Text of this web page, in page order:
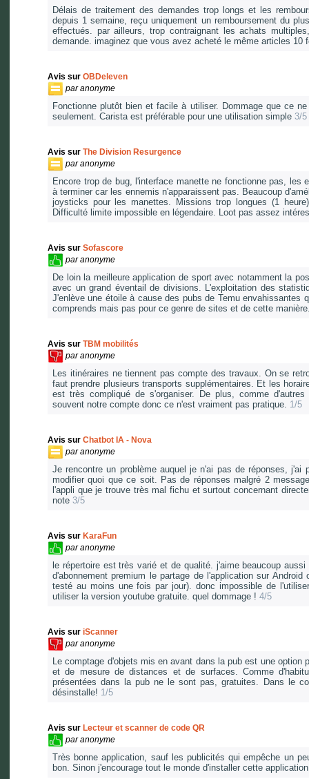
Délais de traitement des demandes trop longs et les
depuis 1 semaine, reçu uniquement un remboursement du
effectués. par ailleurs, trop contraignant les achats
demande. imaginez que vous avez acheté le même articles
Avis sur OBDeleven
paranonyme
Fonctionne plutôt bien et facile à utiliser. Dommage que ce
seulement. Carista est préférable pour une utilisation simple 3/5
Avis sur The Division Resurgence
paranonyme
Encore trop de bug, l'interface manette ne fonctionne pas,
à terminer car les ennemis n'apparaissent pas. Beaucoup
joysticks pour les manettes. Missions trop longues (1
Difficulté limite impossible en légendaire. Loot pas assez
Avis sur Sofascore
paranonyme
De loin la meilleure application de sport avec notamment la
avec un grand éventail de divisions. L'exploitation des
J'enlève une étoile à cause des pubs de Temu
comprends mais pas pour ce genre de sites et de cette
Avis sur TBM mobilités
paranonyme
Les itinéraires ne tiennent pas compte des travaux. On se
faut prendre plusieurs transports supplémentaires. Et les
est très compliqué de s'organiser. De plus, comme
souvent notre compte donc ce n'est vraiment pas pratique. 1/5
Avis sur Chatbot IA - Nova
paranonyme
Je rencontre un problème auquel je n'ai pas de réponses,
modifier quoi que ce soit. Pas de réponses malgré 2
l'appli que je trouve très mal fichu et surtout concernant
note 3/5
Avis sur KaraFun
paranonyme
le répertoire est très varié et de qualité. j'aime beaucoup
d'abonnement premium le partage de l'application sur
testé au moins une fois par jour). donc impossible de
utiliser la version youtube gratuite. quel dommage ! 4/5
Avis sur iScanner
paranonyme
Le comptage d'objets mis en avant dans la pub est une
et de mesure de distances et de surfaces. Comme
présentées dans la pub ne le sont pas, gratuites. Dans le
désinstalle! 1/5
Avis sur Lecteur et scanner de code QR
paranonyme
Très bonne application, sauf les publicités qui empêche un
bon. Sinon j'encourage tout le monde d'installer cette